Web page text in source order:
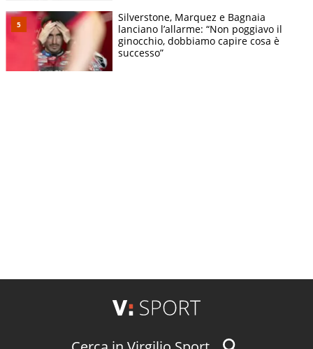
Silverstone, Marquez e Bagnaia
lanciano l’allarme: “Non poggiavo il
ginocchio, dobbiamo capire cosa è
successo”